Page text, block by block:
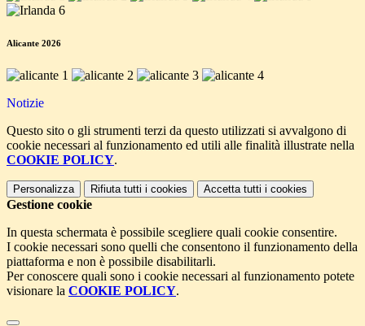
Alicante 2026
Notizie
Questo sito o gli strumenti terzi da questo utilizzati si avvalgono di
cookie necessari al funzionamento ed utili alle finalità illustrate nella
COOKIE POLICY.
Personalizza Rifiuta tutti i cookies Accetta tutti i cookies
Gestione cookie
In questa schermata è possibile scegliere quali cookie consentire.
I cookie necessari sono quelli che consentono il funzionamento della
piattaforma e non è possibile disabilitarli.
Per conoscere quali sono i cookie necessari al funzionamento potete
visionare la COOKIE POLICY.